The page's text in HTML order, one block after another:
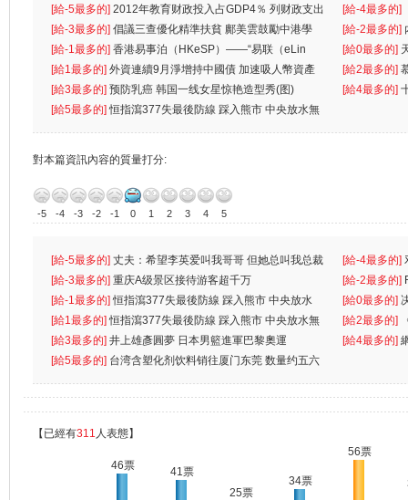
[給-5最多的] 2012年教育财政投入占GDP4％ 列财政支出
首位
[給-4最多的]
一
[給-3最多的] 倡議三查優化精準扶貧 鄺美雲鼓勵中港學
生
[給-2最多的]
人
[給-1最多的] 香港易事泊（HKeSP）——“易联（eLin
k）”项目
[給0最多的]
[給1最多的] 外資連續9月淨增持中國債 加速吸人幣資產 [給2最多的]
[給3最多的] 预防乳癌 韩国一线女星惊艳造型秀(图) [給4最多的]
[給5最多的]恒指瀉377失最後防線 踩入熊市 中央放水無
對本篇資訊內容的質量打分:
-5 -4 -3 -2 -1 0 1 2 3 4 5
[給-5最多的] 丈夫：希望李英爱叫我哥哥 但她总叫我总裁
先
[給-4最多的]
离
[給-3最多的] 重庆A级景区接待游客超千万 [給-2最多的]
[給-1最多的]恒指瀉377失最後防線 踩入熊市 中央放水
無
[給0最多的]
[給1最多的]恒指瀉377失最後防線 踩入熊市 中央放水無 [給2最多的]
[給3最多的] 井上雄彥圓夢 日本男籃進軍巴黎奧運 [給4最多的]
[給5最多的] 台湾含塑化剂饮料销往厦门东莞 数量约五六
【已經有311 人表態】
46票 41票
25票
34票
56票